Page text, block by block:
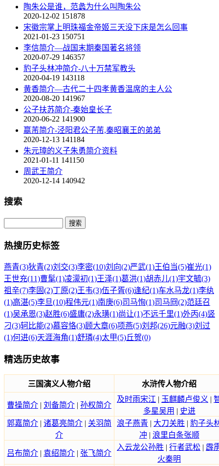
陶朱公是谁，范蠡为什么叫陶朱公
2020-12-02 151878
宋徽宗掌上明珠福金帝姬三天没下床是怎么回事
2021-01-23 150751
李信简介—战国末期秦国著名将领
2020-07-29 146357
豹子头林冲简介-八十万禁军教头
2020-04-19 143118
黄香简介—古代二十四孝黄香温席的主人公
2020-08-20 141967
公子扶苏简介-秦始皇长子
2020-06-22 141900
嬴芾简介-泾阳君公子芾,秦昭襄王的弟弟
2020-12-13 141184
朱元璋的义子朱勇简介资料
2021-01-11 141150
周武王简介
2020-12-14 140942
搜索
热搜历史标签
燕青(3)狄青(2)刘交(3)李密(10)刘向(2)严武(1)王伯当(5)崔光(1)
王世充(11)曹髦(1)凌濛初(1)王泽(1)葛洪(1)胡赤儿(1)宇文毓(3)
祖辛(7)李固(2)丁原(2)王韦(3)伍子胥(6)逢纪(1)车水马龙(1)李纨
(1)高湛(5)李旦(10)程伟元(1)南庚(6)司马恂(1)司马冏(2)范廷召
(1)吴承恩(3)赵胜(6)盛庸(2)永璜(1)尚让(1)不远千里(1)外丙(4)竖
刁(3)轲比能(2)慕容恪(3)顾大章(6)项燕(5)刘邦(26)元融(3)刘过
(1)何进(6)天涯海角(1)舒璘(4)太甲(5) 丘贺(0)
精选历史故事
三国演义人物介绍 水浒传人物介绍
曹操简介 | 刘备简介 | 孙权简介
及时雨宋江 | 玉麒麟卢俊义 |
多星吴用 | 史进
郭嘉简介 | 诸葛亮简介 | 关羽简
介
浪子燕青 | 大刀关胜 | 豹子头
冲 | 浪里白条张顺
吕布简介 | 袁绍简介 | 张飞简介
入云龙公孙胜 | 行者武松 | 霹
火秦明